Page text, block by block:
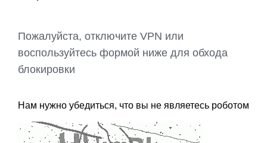
Пожалуйста, отключите VPN или
воспользуйтесь формой ниже для обхода
блокировки
Нам нужно убедиться, что вы не являетесь роботом